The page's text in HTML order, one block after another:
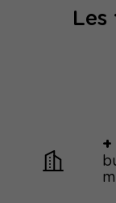
Les